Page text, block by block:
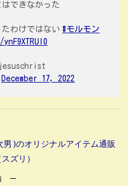
できなかった
わけではない #モルモン
December 17, 2022
)のオリジナルアイテム通販
ズリ）
ー